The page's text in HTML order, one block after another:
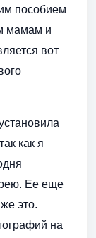
пособием
мамам и
вот
как я
Ее еще
это.
на